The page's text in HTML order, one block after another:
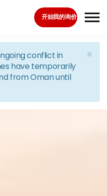
开始我的询价
×
conflict in
have temporarily
from Oman until